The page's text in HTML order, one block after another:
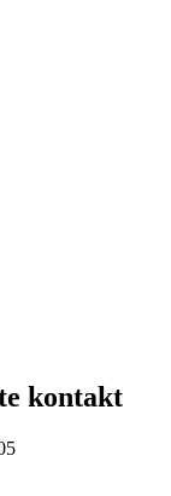
kontakt